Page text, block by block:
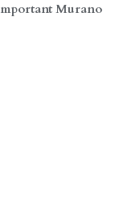
Murano